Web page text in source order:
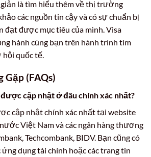
là tìm hiểu thêm về thị trường
các nguồn tin cậy và có sự chuẩn bị
đạt được mục tiêu của mình. Visa
hành cùng bạn trên hành trình tìm
quốc tế.
(FAQs)
cập nhật ở đâu chính xác nhất?
cập nhật chính xác nhất tại website
Việt Nam và các ngân hàng thương
Techcombank, BIDV. Bạn cũng có
dụng tài chính hoặc các trang tin